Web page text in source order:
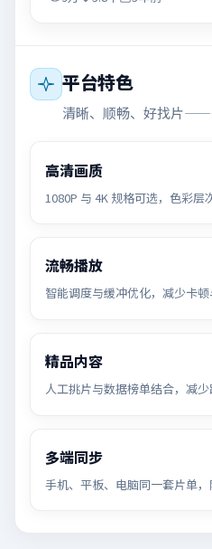
平台特色
清晰、顺畅、好找片——
高清画质
1080P 与 4K 规格可选，色彩层
流畅播放
智能调度与缓冲优化，减少卡
精品内容
人工挑片与数据榜单结合，减
多端同步
手机、平板、电脑同一套片单